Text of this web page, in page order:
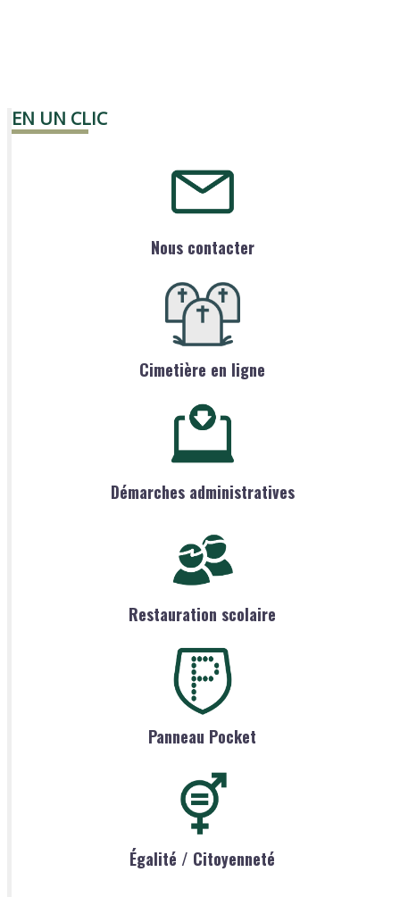
EN UN CLIC
Nous contacter
Cimetière en ligne
Démarches administratives
Restauration scolaire
Panneau Pocket
Égalité / Citoyenneté